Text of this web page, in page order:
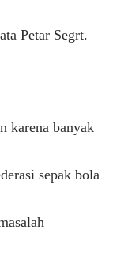
Petar Segrt.
karena banyak
sepak bola